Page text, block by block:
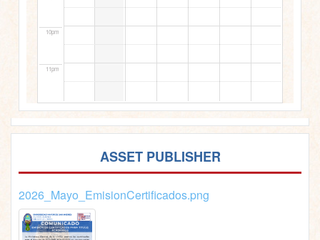
10pm
11pm
ASSET PUBLISHER
2026_Mayo_EmisionCertificados.png